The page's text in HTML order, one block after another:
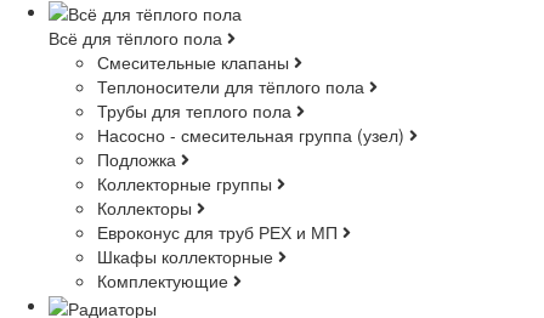
Всё для тёплого пола
Смесительные клапаны
Теплоносители для тёплого пола
Трубы для теплого пола
Насосно - смесительная группа (узел)
Подложка
Коллекторные группы
Коллекторы
Евроконус для труб РЕХ и МП
Шкафы коллекторные
Комплектующие